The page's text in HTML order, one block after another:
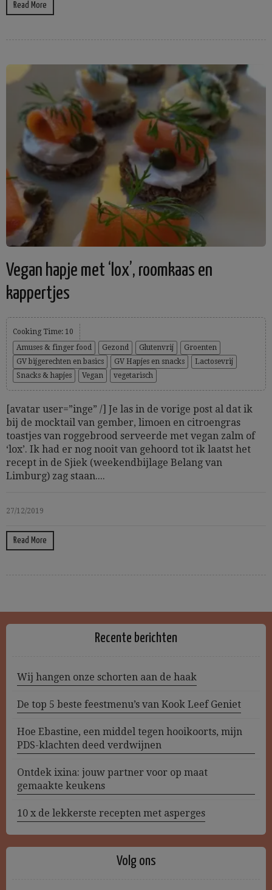
Read More
Vegan hapje met ‘lox’, roomkaas en
kappertjes
Cooking Time: 10
Amuses & finger food
Gezond Glutenvrij
Groenten
GV bijgerechten en basics
GV Hapjes en snacks
Lactosevrij
Snacks & hapjes
Vegan vegetarisch
[avatar user=”inge” /] Je las in de vorige post al dat ik
bij de mocktail van gember, limoen en citroengras
toastjes van roggebrood serveerde met vegan zalm of
‘lox’. Ik had er nog nooit van gehoord tot ik laatst het
recept in de Sjiek (weekendbijlage Belang van
Limburg) zag staan....
27/12/2019
Read More
Recente berichten
Wij hangen onze schorten aan de haak
De top 5 beste feestmenu’s van Kook Leef Geniet
Hoe Ebastine, een middel tegen hooikoorts, mijn
PDS-klachten deed verdwijnen
Ontdek ixina: jouw partner voor op maat
gemaakte keukens
10 x de lekkerste recepten met asperges
Volg ons